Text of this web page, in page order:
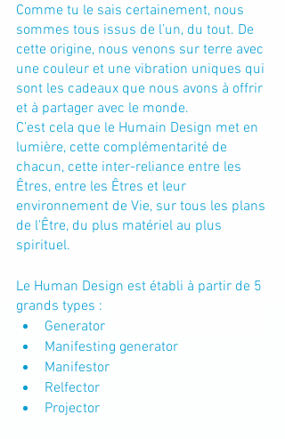
Comme tu le sais certainement, nous
sommes tous issus de l’un, du tout. De
cette origine, nous venons sur terre avec
une couleur et une vibration uniques qui
sont les cadeaux que nous avons à offrir
et à partager avec le monde.
C’est cela que le Humain Design met en
lumière, cette complémentarité de
chacun, cette inter-reliance entre les
Êtres, entre les Êtres et leur
environnement de Vie, sur tous les plans
de l'Être, du plus matériel au plus
spirituel.
Le Human Design est établi à partir de 5
grands types :
Generator
Manifesting generator
Manifestor
Relfector
Projector